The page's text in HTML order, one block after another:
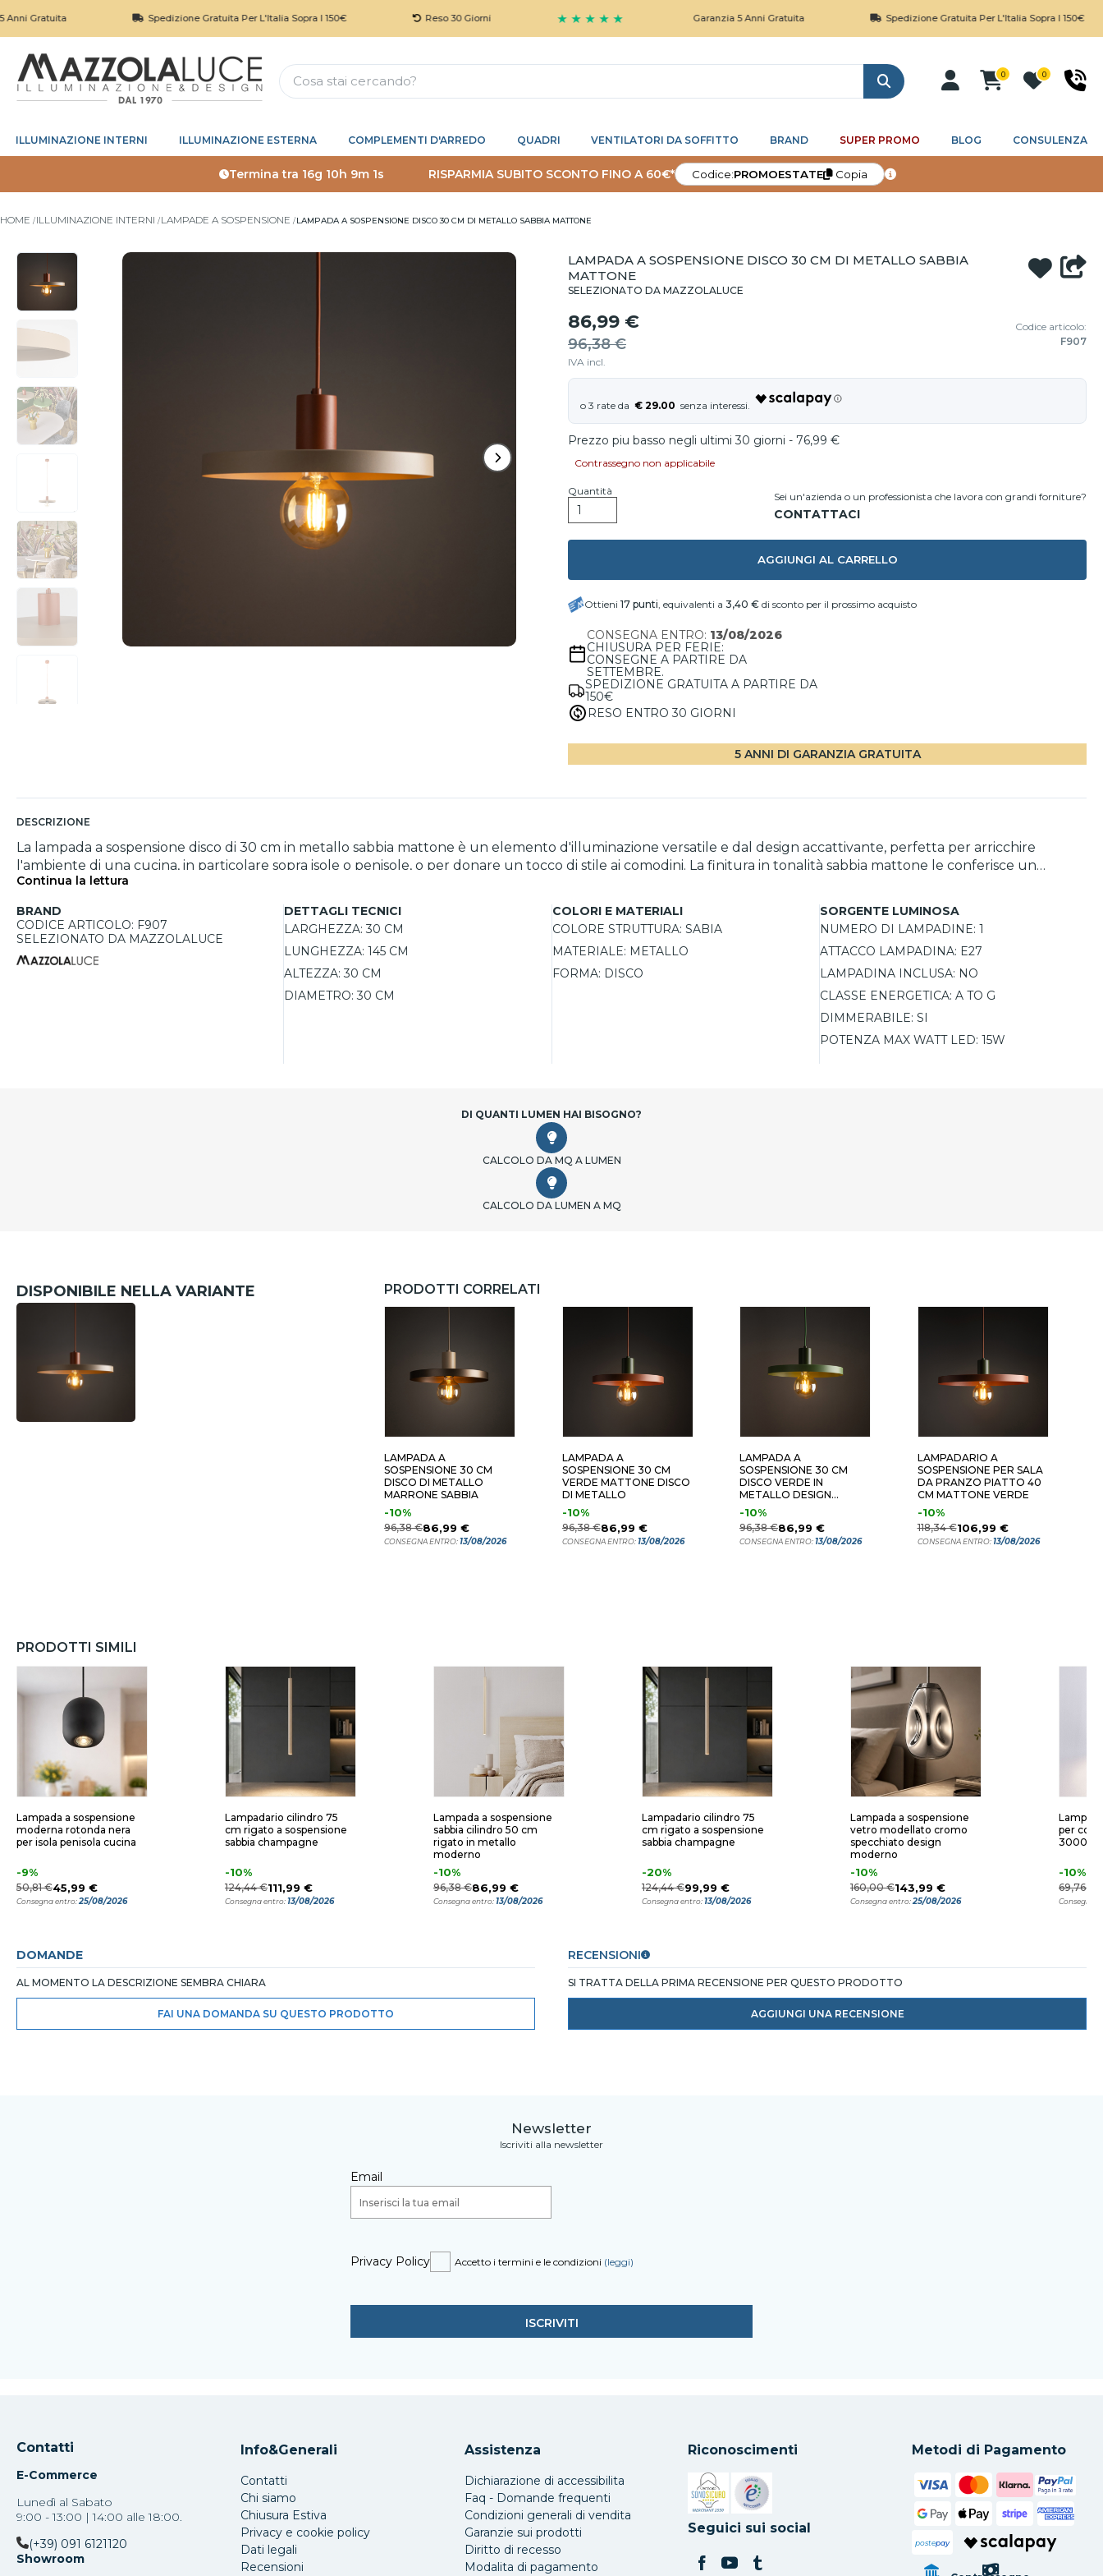
Spedizione Gratuita Per L'Italia Sopra I 150€ Reso 30 Giorni ★ ★ ★ ★ ★ Garanzia 5 Anni Gratuita Spedizione Gratuita Per L'Italia Sopra I 150€
Cerca
0 0
ILLUMINAZIONE INTERNI ILLUMINAZIONE ESTERNA COMPLEMENTI D'ARREDO QUADRI VENTILATORI DA SOFFITTO BRAND SUPER PROMO BLOG CONSULENZA
Termina tra 16g 10h 9m 0s RISPARMIA SUBITO SCONTO FINO A 60€* Codice:PROMOESTATE Copia
HOME ILLUMINAZIONE INTERNI LAMPADE A SOSPENSIONE LAMPADA A SOSPENSIONE DISCO 30 CM DI METALLO SABBIA MATTONE
LAMPADA A SOSPENSIONE DISCO 30 CM DI METALLO SABBIA
MATTONE
SELEZIONATO DA MAZZOLALUCE
86,99 €
96,38 €
IVA incl.
Codice articolo:
F907
€ 29.00
Prezzo piu basso negli ultimi 30 giorni - 76,99 €
Contrassegno non applicabile
Quantità Sei un'azienda o un professionista che lavora con grandi forniture?
AGGIUNGI AL CARRELLO
Ottieni 17 punti, equivalenti a 3,40 € di sconto per il prossimo acquisto
CONSEGNA ENTRO: 13/08/2026
CHIUSURA PER FERIE:
CONSEGNE A PARTIRE DA
SETTEMBRE.
SPEDIZIONE GRATUITA A PARTIRE DA
150€
RESO ENTRO 30 GIORNI
5 ANNI DI GARANZIA GRATUITA
DESCRIZIONE
La lampada a sospensione disco di 30 cm in metallo sabbia mattone è un elemento d'illuminazione versatile e dal design accattivante, perfetta per arricchire
l'ambiente di una cucina, in particolare sopra isole o penisole, o per donare un tocco di stile ai comodini. La finitura in tonalità sabbia mattone le conferisce un
aspetto moderno e caldo, rendendola ideale per spazi dallo stile loft. Questa lampada è progettata per una facile integrazione in ambienti contemporanei, grazie
alla sua struttura in metallo resistente. La possibilità di regolare l'altezza la rende ancora più pratica, permettendo di adattarla a diverse esigenze di spazio. Non
include la lampadina, offrendo così la libertà di scegliere la fonte di luce più adatta per ogni esigenza di illuminazione.
Continua la lettura
BRAND
CODICE ARTICOLO: F907
SELEZIONATO DA MAZZOLALUCE
DETTAGLI TECNICI
LARGHEZZA: 30 CM
LUNGHEZZA: 145 CM
ALTEZZA: 30 CM
DIAMETRO: 30 CM
COLORI E MATERIALI
COLORE STRUTTURA: SABIA
MATERIALE: METALLO
FORMA: DISCO
SORGENTE LUMINOSA
NUMERO DI LAMPADINE: 1
ATTACCO LAMPADINA: E27
LAMPADINA INCLUSA: NO
CLASSE ENERGETICA: A TO G
DIMMERABILE: SI
POTENZA MAX WATT LED: 15W
DI QUANTI LUMEN HAI BISOGNO?
CALCOLO DA MQ A LUMEN
CALCOLO DA LUMEN A MQ
DISPONIBILE NELLA VARIANTE PRODOTTI CORRELATI
LAMPADA A
SOSPENSIONE 30 CM
DISCO DI METALLO
MARRONE SABBIA
-10%
96,38 €86,99 €
CONSEGNA ENTRO:13/08/2026
LAMPADA A
SOSPENSIONE 30 CM
VERDE MATTONE DISCO
DI METALLO
-10%
96,38 €86,99 €
CONSEGNA ENTRO:13/08/2026
LAMPADA A
SOSPENSIONE 30 CM
DISCO VERDE IN
METALLO DESIGN
MODERNA
-10%
96,38 €86,99 €
CONSEGNA ENTRO:13/08/2026
LAMPADARIO A
SOSPENSIONE PER SALA
DA PRANZO PIATTO 40
CM MATTONE VERDE
-10%
118,34 €106,99 €
CONSEGNA ENTRO:13/08/2026
PRODOTTI SIMILI
Lampada a sospensione
moderna rotonda nera
per isola penisola cucina
-9%
50,81 €45,99 €
Consegna entro:25/08/2026
Lampadario cilindro 75
cm rigato a sospensione
sabbia champagne
-10%
124,44 €111,99 €
Consegna entro:13/08/2026
Lampada a sospensione
sabbia cilindro 50 cm
rigato in metallo
moderno
-10%
96,38 €86,99 €
Consegna entro:13/08/2026
Lampadario cilindro 75
cm rigato a sospensione
sabbia champagne
-20%
124,44 €99,99 €
Consegna entro:13/08/2026
Lampada a sospensione
vetro modellato cromo
specchiato design
moderno
-10%
160,00 €143,99 €
Consegna entro:25/08/2026
per
3000k
-10%
69,76 €
Consegna
DOMANDE
AL MOMENTO LA DESCRIZIONE SEMBRA CHIARA
FAI UNA DOMANDA SU QUESTO PRODOTTO
RECENSIONI
SI TRATTA DELLA PRIMA RECENSIONE PER QUESTO PRODOTTO
AGGIUNGI UNA RECENSIONE
Newsletter
Iscriviti alla newsletter
Email
Privacy Policy Accetto i termini e le condizioni (leggi)
Contatti
E-Commerce
Lunedì al Sabato
9:00 - 13:00 | 14:00 alle 18:00.
(+39) 091 6121120
Showroom
Info&Generali
Contatti
Chi siamo
Chiusura Estiva
Privacy e cookie policy
Dati legali
Recensioni
Assistenza
Dichiarazione di accessibilita
Faq - Domande frequenti
Condizioni generali di vendita
Garanzie sui prodotti
Diritto di recesso
Modalita di pagamento
Riconoscimenti
Si apre in una nuova scheda
Si apre in una nuova scheda
Seguici sui social
Metodi di Pagamento
postepay